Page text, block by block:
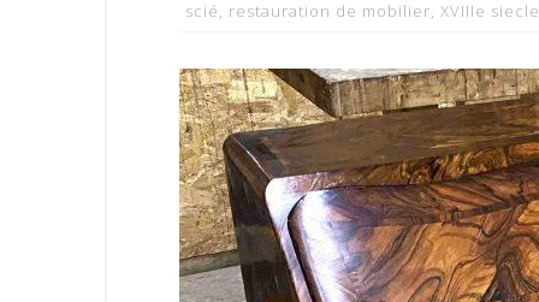
scié, restauration de mobilier, XVIIIe siecle